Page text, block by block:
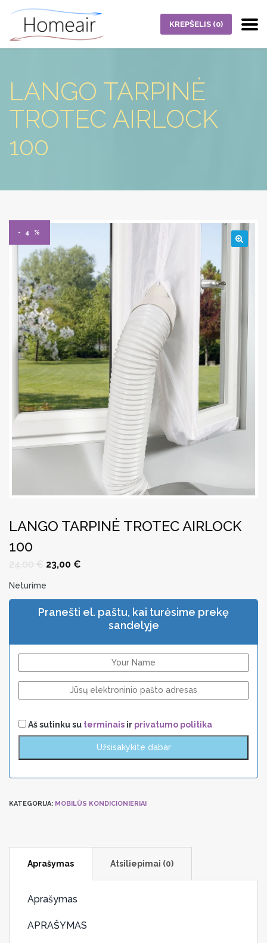
KREPŠELIS (0)
LANGO TARPINĖ
TROTEC AIRLOCK
100
- 4 %
LANGO TARPINĖ TROTEC AIRLOCK
100
24,00€ Original
was:
23,00 €
Neturime
Pranešti el. paštu, kai turėsime prekę
sandelyje
Aš sutinku su terminais ir privatumo politika
KATEGORIJA: MOBILŪS KONDICIONIERIAI
Aprašymas Atsiliepimai (0)
Aprašymas
APRAŠYMAS